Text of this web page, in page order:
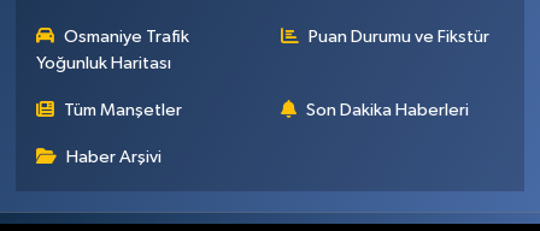
Osmaniye Trafik
Yoğunluk Haritası
Puan Durumu ve Fikstür
Tüm Manşetler Son Dakika Haberleri
Haber Arşivi